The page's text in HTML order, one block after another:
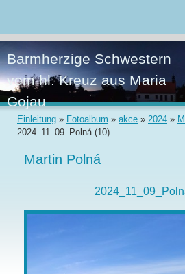
Barmherzige Schwestern
vom hl. Kreuz aus Maria
Gojau
Einleitung » Fotoalbum » akce » 2024 »
2024_11_09_Polná (10)
Martin Polná